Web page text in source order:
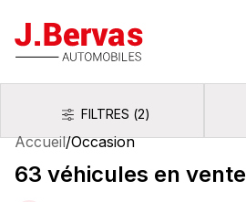
J.Bervas
FiltresFILTRES (2)
Accueil/Occasion
63 véhicules en vente